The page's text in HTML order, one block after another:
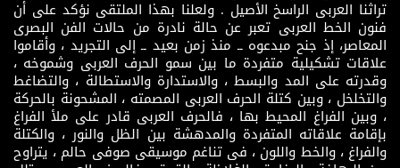
تراثنا العربى الراسخ الأصيل . ولعلنا بهذا الملتقى نؤكد على أن
فنون الخط العربى تعبر عن حالة نادرة من حالات الفن البصرى
المعاصر، إذ جنح مبدعوه ــ منذ زمن بعيد ــ إلى التجريد ، وأقاموا
علاقات تشكيلية متفردة ما بين سمو الحرف العربى وشموخه ،
وقدرته على المد والبسط ، والاستدارة والاستطالة ، والتضاغط
والتخلخل ، وبين كتلة الحرف العربى المصمته ، المشحونة بالحركة
، وبين الفراغ المحيط بها ، فالحرف العربى قادر على ملأ الفراغ
بإقامة علاقاته المتفردة والمدهشة بين الظل والنور ، والكتلة
والفراغ ، والخط واللون ، فى تناغم موسيقى صوفى حالم ، يتراوح